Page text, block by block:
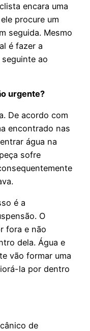
encara uma
procure um
seguida. Mesmo
é fazer a
ao
urgente?
De acordo com
encontrado nas
água na
sofre
é a
O
fora e não
dela. Água e
vão formar uma
la por dentro
de